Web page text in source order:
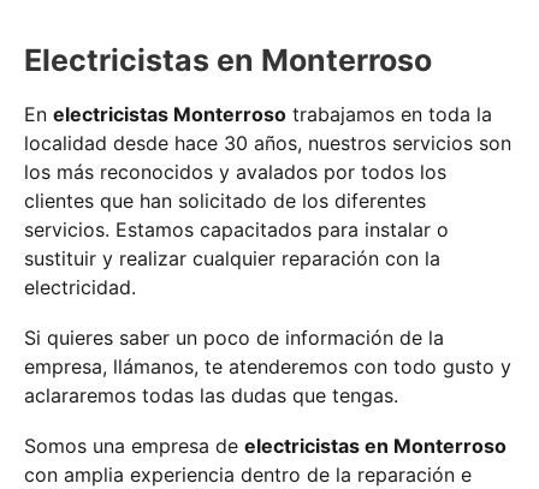
Electricistas en Monterroso
En electricistas Monterroso trabajamos en toda la
localidad desde hace 30 años, nuestros servicios son
los más reconocidos y avalados por todos los
clientes que han solicitado de los diferentes
servicios. Estamos capacitados para instalar o
sustituir y realizar cualquier reparación con la
electricidad.
Si quieres saber un poco de información de la
empresa, llámanos, te atenderemos con todo gusto y
aclararemos todas las dudas que tengas.
Somos una empresa de electricistas en Monterroso
con amplia experiencia dentro de la reparación e